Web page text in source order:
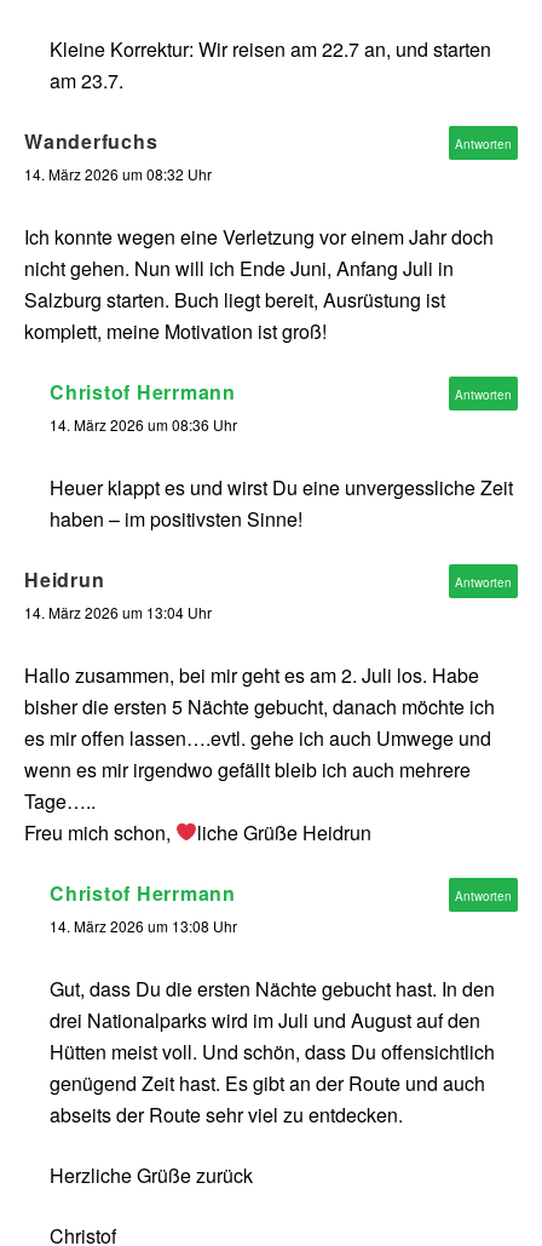
Kleine Korrektur: Wir reisen am 22.7 an, und starten
am 23.7.
Wanderfuchs
14. März 2026 um 08:32 Uhr
Ich konnte wegen eine Verletzung vor einem Jahr doch
nicht gehen. Nun will ich Ende Juni, Anfang Juli in
Salzburg starten. Buch liegt bereit, Ausrüstung ist
komplett, meine Motivation ist groß!
Antworten
Christof Herrmann
14. März 2026 um 08:36 Uhr
Heuer klappt es und wirst Du eine unvergessliche Zeit
haben – im positivsten Sinne!
Antworten
Heidrun
14. März 2026 um 13:04 Uhr
Hallo zusammen, bei mir geht es am 2. Juli los. Habe
bisher die ersten 5 Nächte gebucht, danach möchte ich
es mir offen lassen….evtl. gehe ich auch Umwege und
wenn es mir irgendwo gefällt bleib ich auch mehrere
Tage…..
Freu mich schon,
liche Grüße Heidrun
Antworten
Christof Herrmann
14. März 2026 um 13:08 Uhr
Gut, dass Du die ersten Nächte gebucht hast. In den
drei Nationalparks wird im Juli und August auf den
Hütten meist voll. Und schön, dass Du offensichtlich
genügend Zeit hast. Es gibt an der Route und auch
abseits der Route sehr viel zu entdecken.
Herzliche Grüße zurück
Christof
Antworten